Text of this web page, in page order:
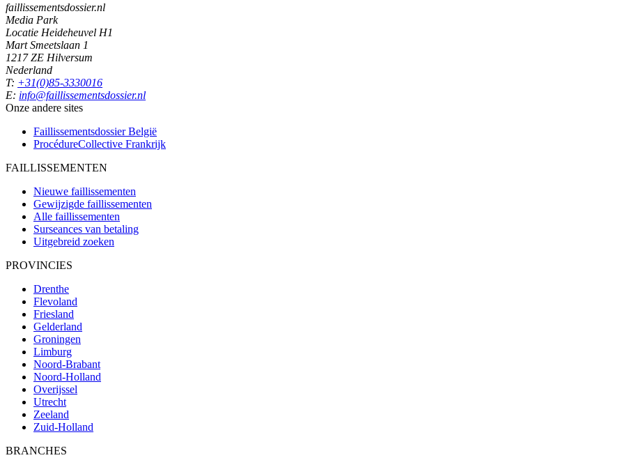
faillissementsdossier.nl
Media Park
Locatie Heideheuvel H1
Mart Smeetslaan 1
1217 ZE Hilversum
Nederland
T: +31(0)85-3330016
E: info@faillissementsdossier.nl
Onze andere sites
Faillissementsdossier België
ProcédureCollective Frankrijk
FAILLISSEMENTEN
Nieuwe faillissementen
Gewijzigde faillissementen
Alle faillissementen
Surseances van betaling
Uitgebreid zoeken
PROVINCIES
Drenthe
Flevoland
Friesland
Gelderland
Groningen
Limburg
Noord-Brabant
Noord-Holland
Overijssel
Utrecht
Zeeland
Zuid-Holland
BRANCHES